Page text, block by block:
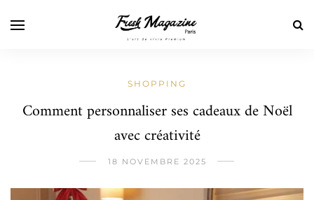
SHOPPING
Comment personnaliser ses cadeaux de Noël
avec créativité
18 NOVEMBRE 2025